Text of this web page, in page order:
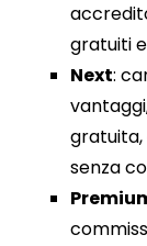
gratuiti
Next:
senza